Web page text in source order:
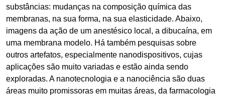
substâncias: mudanças na composição química das
membranas, na sua forma, na sua elasticidade. Abaixo,
imagens da ação de um anestésico local, a dibucaína, em
uma membrana modelo. Há também pesquisas sobre
outros artefatos, especialmente nanodispositivos, cujas
aplicações são muito variadas e estão ainda sendo
exploradas. A nanotecnologia e a nanociência são duas
áreas muito promissoras em muitas áreas, da farmacologia